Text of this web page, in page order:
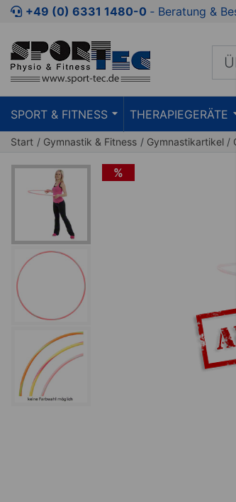
Zum Kaufbereich springen Zur
+49 (0) 6331 1480-0 ‐ Beratung &
SPORT & FITNESS THERAPIEGERÄTE
Start Gymnastik & Fitness Gymnastikartikel
%